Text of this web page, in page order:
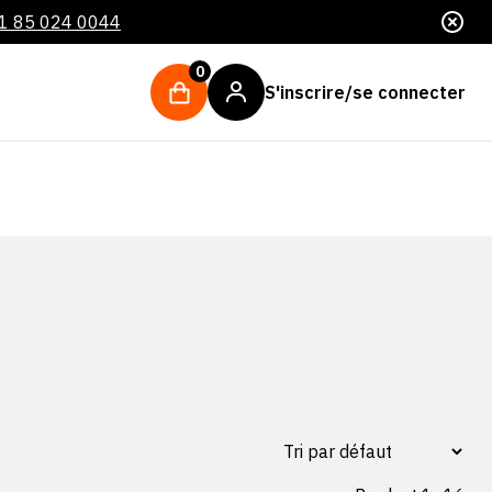
85 024 0044
0
S'inscrire/se connecter